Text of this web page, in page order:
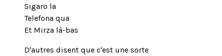
Sigaro la
Telefona qua
Et Mirza là-bas
D'autres disent que c'est une sorte